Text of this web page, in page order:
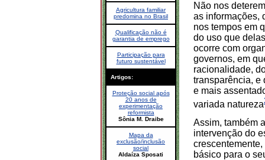
Agricultura familiar
predomina no Brasil
Qualificação não é
garantia de emprego
Participação para
futuro sustentável
Artigos:
Proteção social após
20 anos de
experimentação
reformista
Sônia M. Draibe
Mapa da
exclusão/inclusão
social
Aldaíza Sposati
Não nos
as informações,
nos tempos em
do uso que
ocorre com
governos, em
racionalidade,
transparência, e
e mais
variada natureza
Assim, também
intervenção do
básico para o